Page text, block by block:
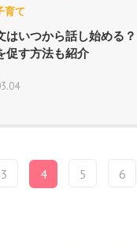
育て
はいつから話し始める？
促す方法も紹介
3 4 5 6